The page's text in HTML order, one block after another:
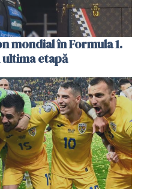
mondial în Formula 1.
ultima etapă